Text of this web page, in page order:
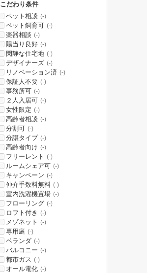
こだわり条件
ペット相談 (-)
ペット飼育可 (-)
楽器相談 (-)
陽当り良好 (-)
閑静な住宅地 (-)
デザイナーズ (-)
リノベーション済 (-)
保証人不要 (-)
事務所可 (-)
２人入居可 (-)
女性限定 (-)
高齢者相談 (-)
分割可 (-)
分譲タイプ (-)
高齢者向け (-)
フリーレント (-)
ルームシェア可 (-)
キャンペーン (-)
仲介手数料無料 (-)
室内洗濯機置場 (-)
フローリング (-)
ロフト付き (-)
メゾネット (-)
専用庭 (-)
ベランダ (-)
バルコニー (-)
都市ガス (-)
オール電化 (-)